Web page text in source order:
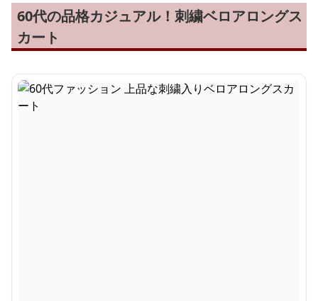
60代の品格カジュアル！刺繍ベロアロングス
カート